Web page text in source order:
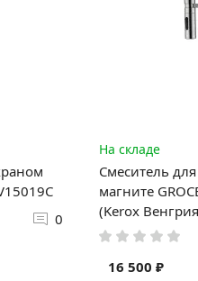
0
На складе
Смеситель
магните
(Kerox
16 500 ₽